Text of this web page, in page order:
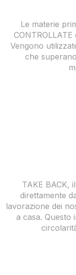
Le materie
Vengono
che
TAKE BACK,
direttamente
lavorazione dei
a casa. Questo